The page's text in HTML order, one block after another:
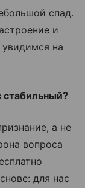
спад.
и
на
стабильный?
а не
вопроса
для нас